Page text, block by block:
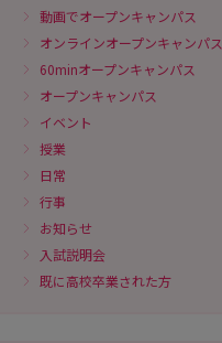
動画でオープンキャンパス
オンラインオープンキャンパス
60minオープンキャンパス
オープンキャンパス
イベント
授業
日常
行事
お知らせ
入試説明会
既に高校卒業された方